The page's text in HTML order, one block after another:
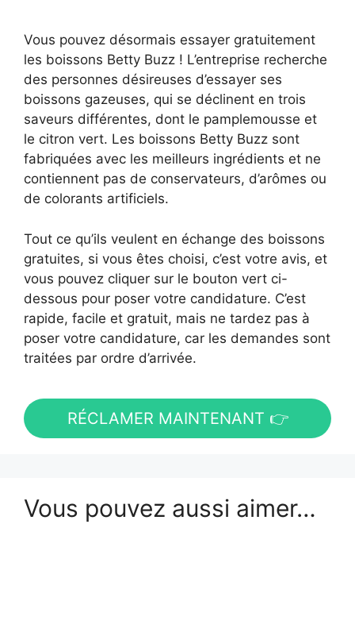
Vous pouvez désormais essayer gratuitement
les boissons Betty Buzz ! L’entreprise recherche
des personnes désireuses d’essayer ses
boissons gazeuses, qui se déclinent en trois
saveurs différentes, dont le pamplemousse et
le citron vert. Les boissons Betty Buzz sont
fabriquées avec les meilleurs ingrédients et ne
contiennent pas de conservateurs, d’arômes ou
de colorants artificiels.
Tout ce qu’ils veulent en échange des boissons
gratuites, si vous êtes choisi, c’est votre avis, et
vous pouvez cliquer sur le bouton vert ci-
dessous pour poser votre candidature. C’est
rapide, facile et gratuit, mais ne tardez pas à
poser votre candidature, car les demandes sont
traitées par ordre d’arrivée.
RÉCLAMER MAINTENANT 👉
Vous pouvez aussi aimer…